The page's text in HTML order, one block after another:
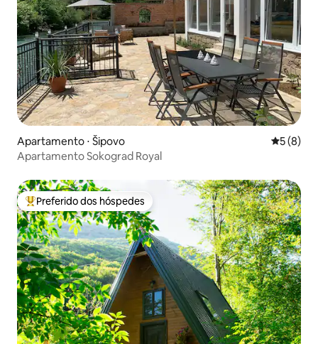
Apartamento ⋅ Šipovo 5 de
5 (8)
Apartamento Sokograd Royal
Entre os melhores preferidos dos hóspedes
Preferido dos hóspedes